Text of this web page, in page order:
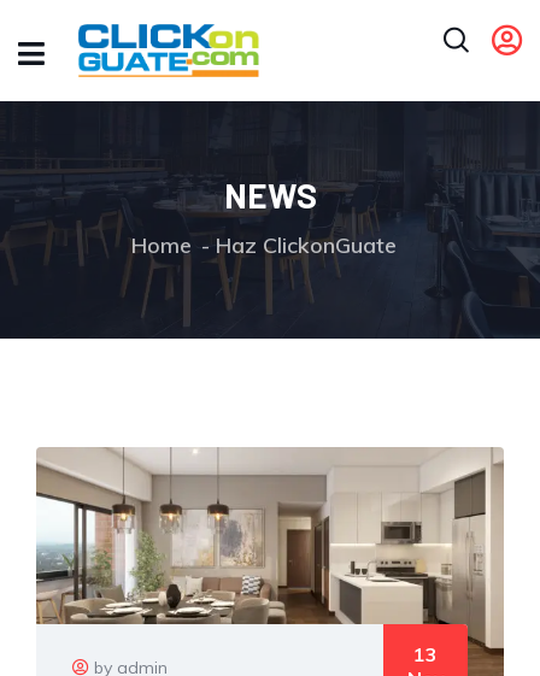
NEWS
Home Haz ClickonGuate
by admin
13